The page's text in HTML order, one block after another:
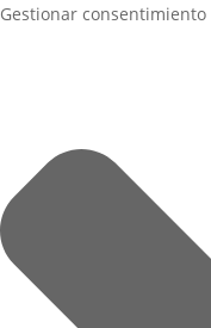
Gestionar consentimiento